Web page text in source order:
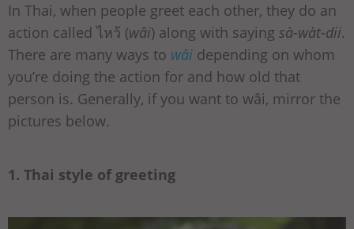
In Thai, when people greet each other, they do an
action called ไหว้ (wâi) along with saying sà-wàt-dii.
There are many ways to wâi depending on whom
you’re doing the action for and how old that
person is. Generally, if you want to wâi, mirror the
pictures below.
1. Thai style of greeting